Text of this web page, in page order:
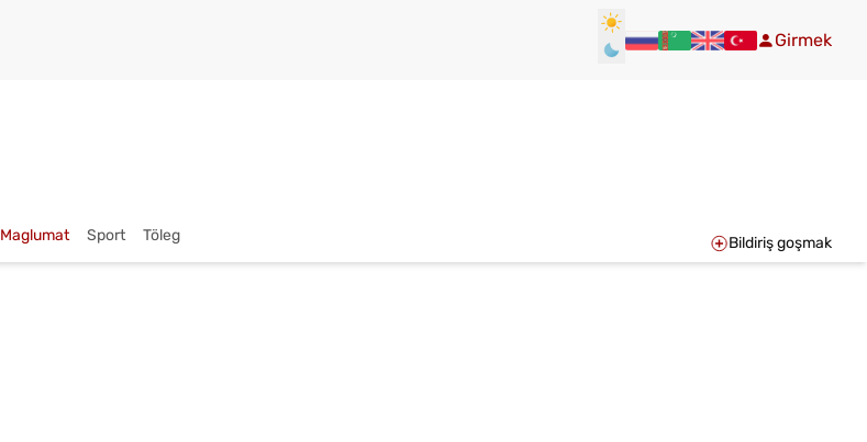
Girmek
Maglumat Sport Töleg Bildiriş goşmak